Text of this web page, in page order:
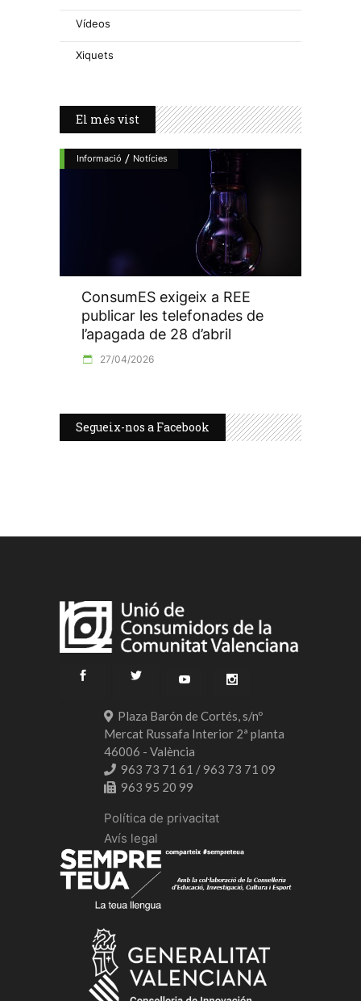
Vídeos
Xiquets
El més vist
Informació / Notícies
ConsumES exigeix a REE
publicar les telefonades de
l’apagada de 28 d’abril
27/04/2026
Segueix-nos a Facebook
Plaza Barón de Cortés, s/nº
Mercat Russafa Interior 2ª planta
46006 - València
963 73 71 61 / 963 73 71 09
963 95 20 99
Política de privacitat
Avís legal